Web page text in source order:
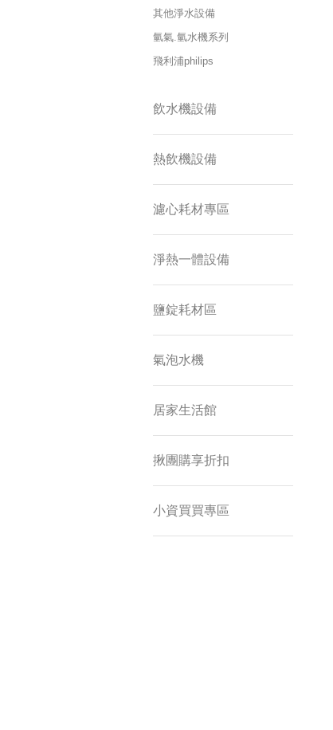
其他淨水設備
氫氣.氫水機系列
飛利浦philips
飲水機設備
熱飲機設備
濾心耗材專區
淨熱一體設備
鹽錠耗材區
氣泡水機
居家生活館
揪團購享折扣
小資買買專區